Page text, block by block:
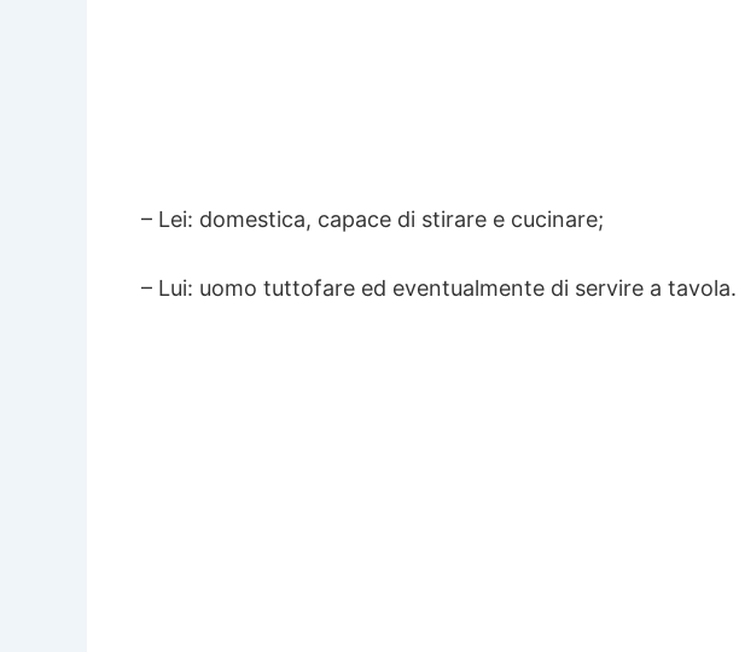
– Lei: domestica, capace di stirare e cucinare;
– Lui: uomo tuttofare ed eventualmente di servire a tavola.